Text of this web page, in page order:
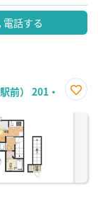
電話する
前） 201・
に入